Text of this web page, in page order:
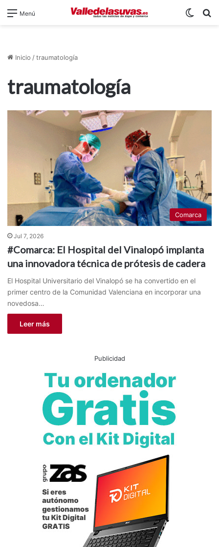
Menú
Inicio /traumatología
traumatología
Comarca
Jul 7, 2026
#Comarca: El Hospital del Vinalopó implanta
una innovadora técnica de prótesis de cadera
El Hospital Universitario del Vinalopó se ha convertido en el
primer centro de la Comunidad Valenciana en incorporar una
novedosa…
Leer más
Publicidad